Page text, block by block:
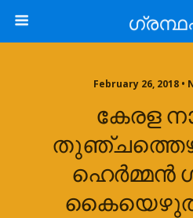
February 26, 2018 •
കേരള
ഹെർമ്മൻ